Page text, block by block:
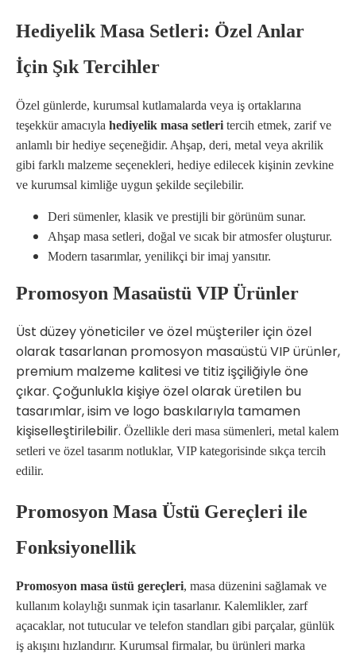
Hediyelik Masa Setleri: Özel Anlar
İçin Şık Tercihler
Özel günlerde, kurumsal kutlamalarda veya iş ortaklarına
teşekkür amacıyla hediyelik masa setleri tercih etmek, zarif ve
anlamlı bir hediye seçeneğidir. Ahşap, deri, metal veya akrilik
gibi farklı malzeme seçenekleri, hediye edilecek kişinin zevkine
ve kurumsal kimliğe uygun şekilde seçilebilir.
Deri sümenler, klasik ve prestijli bir görünüm sunar.
Ahşap masa setleri, doğal ve sıcak bir atmosfer oluşturur.
Modern tasarımlar, yenilikçi bir imaj yansıtır.
Promosyon Masaüstü VIP Ürünler
Üst düzey yöneticiler ve özel müşteriler için özel
olarak tasarlanan promosyon masaüstü VIP ürünler,
premium malzeme kalitesi ve titiz işçiliğiyle öne
çıkar. Çoğunlukla kişiye özel olarak üretilen bu
tasarımlar, isim ve logo baskılarıyla tamamen
kişiselleştirilebilir. Özellikle deri masa sümenleri, metal kalem
setleri ve özel tasarım notluklar, VIP kategorisinde sıkça tercih
edilir.
Promosyon Masa Üstü Gereçleri ile
Fonksiyonellik
Promosyon masa üstü gereçleri, masa düzenini sağlamak ve
kullanım kolaylığı sunmak için tasarlanır. Kalemlikler, zarf
açacaklar, not tutucular ve telefon standları gibi parçalar, günlük
iş akışını hızlandırır. Kurumsal firmalar, bu ürünleri marka